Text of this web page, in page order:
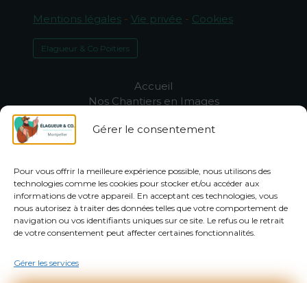
Gérer le consentement
Pour vous offrir la meilleure expérience possible, nous utilisons des
technologies comme les cookies pour stocker et/ou accéder aux
informations de votre appareil. En acceptant ces technologies, vous
nous autorisez à traiter des données telles que votre comportement de
navigation ou vos identifiants uniques sur ce site. Le refus ou le retrait
de votre consentement peut affecter certaines fonctionnalités.
Gérer les services
Mentions légales - Vie privée - Cookies
Elagueur & Co Poitiers
Accueil
Nos Chantiers en Images
-50% sur l’entretien du jardin à
Élagage Montpellier
Entretien jardin Montpellier
Abattage arbres Montpellier